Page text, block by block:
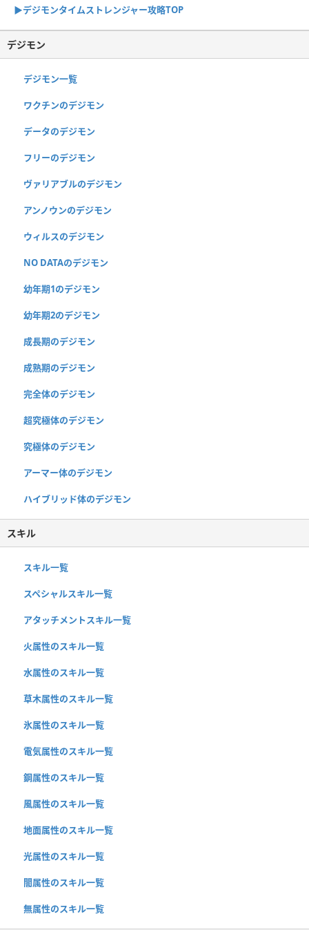
▶︎デジモンタイムストレンジャー攻略TOP
デジモン
デジモン一覧
ワクチンのデジモン
データのデジモン
フリーのデジモン
ヴァリアブルのデジモン
アンノウンのデジモン
ウィルスのデジモン
NO DATAのデジモン
幼年期1のデジモン
幼年期2のデジモン
成長期のデジモン
成熟期のデジモン
完全体のデジモン
超究極体のデジモン
究極体のデジモン
アーマー体のデジモン
ハイブリッド体のデジモン
スキル
スキル一覧
スペシャルスキル一覧
アタッチメントスキル一覧
火属性のスキル一覧
水属性のスキル一覧
草木属性のスキル一覧
氷属性のスキル一覧
電気属性のスキル一覧
鋼属性のスキル一覧
風属性のスキル一覧
地面属性のスキル一覧
光属性のスキル一覧
闇属性のスキル一覧
無属性のスキル一覧